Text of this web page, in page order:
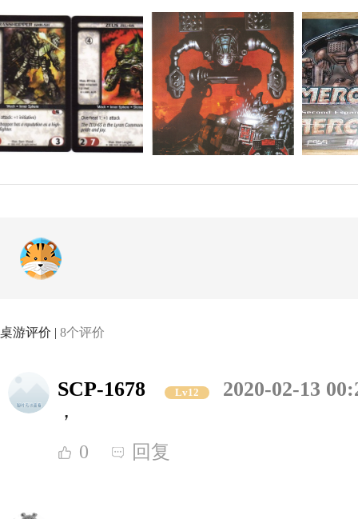
桌游评价 | 8个评价
SCP-1678 Lv12
2020-02-13
，
0 回复